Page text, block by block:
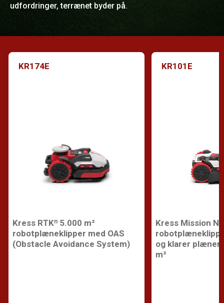
udfordringer, terrænet byder på.
KR174E
Kress RTKⁿ 5.000 m²
robotplæneklipper med OAS
(Obstacle Avoidance System)
KR101E
Kress Mission
og klarer plæner
m²